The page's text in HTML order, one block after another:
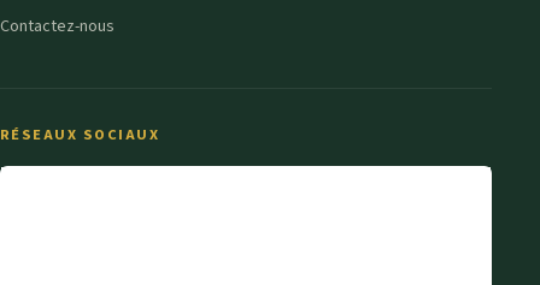
Contactez-nous
RÉSEAUX SOCIAUX